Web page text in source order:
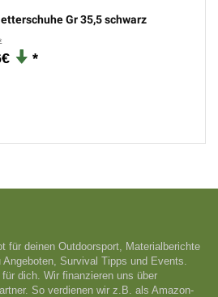
Gr 35,5 schwarz
für deinen Outdoorsport, Materialberichte
Survival Tipps und Events.
dich. Wir finanzieren uns über
So verdienen wir z.B. als Amazon-